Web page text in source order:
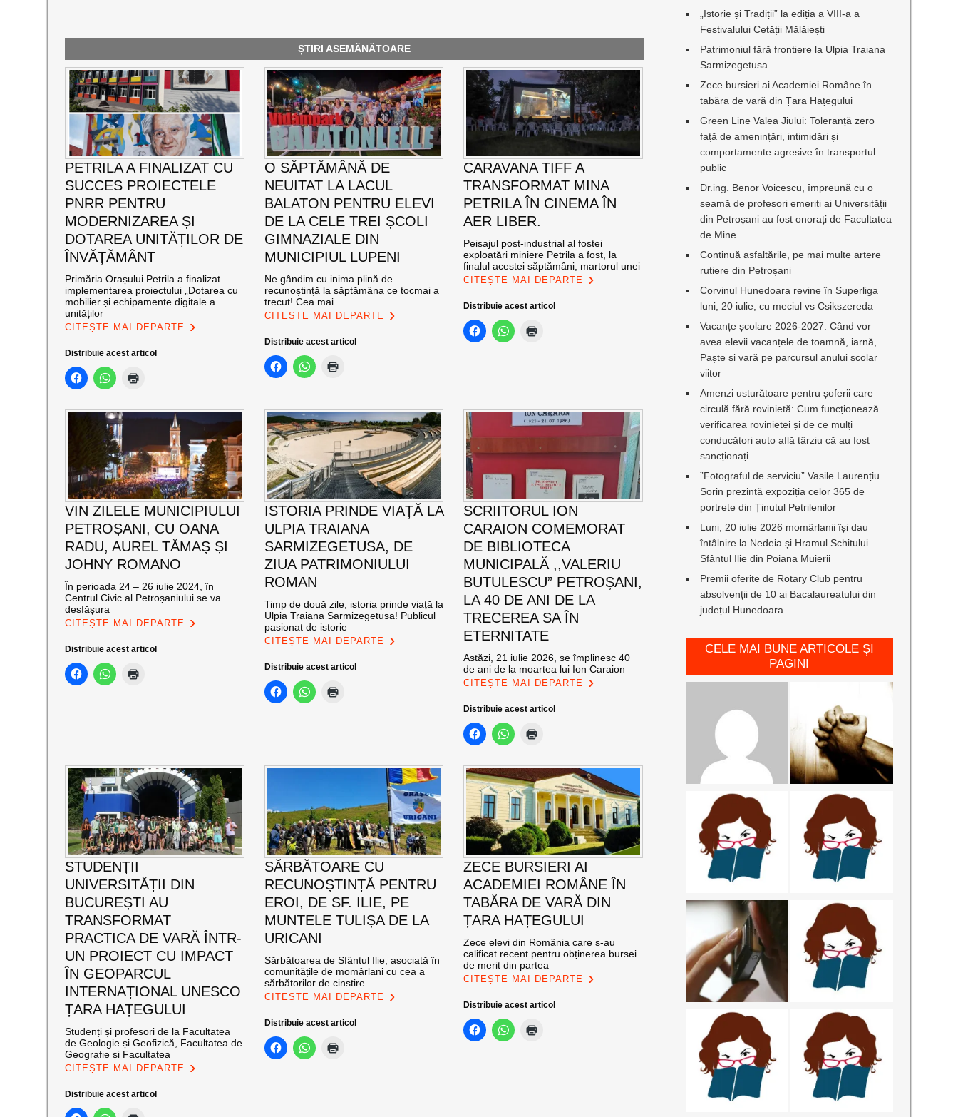
ȘTIRI ASEMĂNĂTOARE
PETRILA A FINALIZAT CU
SUCCES PROIECTELE
PNRR PENTRU
MODERNIZAREA ȘI
DOTAREA UNITĂȚILOR DE
ÎNVĂȚĂMÂNT
Primăria Orașului Petrila a finalizat
implementarea proiectului „Dotarea cu
mobilier și echipamente digitale a
unităților
CITEȘTE MAI DEPARTE
Distribuie acest articol
O SĂPTĂMÂNĂ DE
NEUITAT LA LACUL
BALATON PENTRU ELEVI
DE LA CELE TREI ȘCOLI
GIMNAZIALE DIN
MUNICIPIUL LUPENI
Ne gândim cu inima plină de
recunoștință la săptămâna ce tocmai a
trecut! Cea mai
CITEȘTE MAI DEPARTE
Distribuie acest articol
CARAVANA TIFF A
TRANSFORMAT MINA
PETRILA ÎN CINEMA ÎN
AER LIBER.
Peisajul post-industrial al fostei
exploatări miniere Petrila a fost, la
finalul acestei săptămâni, martorul unei
CITEȘTE MAI DEPARTE
Distribuie acest articol
VIN ZILELE MUNICIPIULUI
PETROȘANI, CU OANA
RADU, AUREL TĂMAȘ ȘI
JOHNY ROMANO
În perioada 24 – 26 iulie 2024, în
Centrul Civic al Petroșaniului se va
desfășura
CITEȘTE MAI DEPARTE
Distribuie acest articol
ISTORIA PRINDE VIAȚĂ LA
ULPIA TRAIANA
SARMIZEGETUSA, DE
ZIUA PATRIMONIULUI
ROMAN
Timp de două zile, istoria prinde viață la
Ulpia Traiana Sarmizegetusa! Publicul
pasionat de istorie
CITEȘTE MAI DEPARTE
Distribuie acest articol
SCRIITORUL ION
CARAION COMEMORAT
DE BIBLIOTECA
MUNICIPALĂ ,,VALERIU
BUTULESCU” PETROȘANI,
LA 40 DE ANI DE LA
TRECEREA SA ÎN
ETERNITATE
Astăzi, 21 iulie 2026, se împlinesc 40
de ani de la moartea lui Ion Caraion
CITEȘTE MAI DEPARTE
Distribuie acest articol
STUDENȚII
UNIVERSITĂȚII DIN
BUCUREȘTI AU
TRANSFORMAT
PRACTICA DE VARĂ ÎNTR-
UN PROIECT CU IMPACT
ÎN GEOPARCUL
INTERNAȚIONAL UNESCO
ȚARA HAȚEGULUI
Studenți și profesori de la Facultatea
de Geologie și Geofizică, Facultatea de
Geografie și Facultatea
CITEȘTE MAI DEPARTE
Distribuie acest articol
SĂRBĂTOARE CU
RECUNOȘTINȚĂ PENTRU
EROI, DE SF. ILIE, PE
MUNTELE TULIȘA DE LA
URICANI
Sărbătoarea de Sfântul Ilie, asociată în
comunitățile de momârlani cu cea a
sărbătorilor de cinstire
CITEȘTE MAI DEPARTE
Distribuie acest articol
ZECE BURSIERI AI
ACADEMIEI ROMÂNE ÎN
TABĂRA DE VARĂ DIN
ȚARA HAȚEGULUI
Zece elevi din România care s-au
calificat recent pentru obținerea bursei
de merit din partea
CITEȘTE MAI DEPARTE
Distribuie acest articol
„Istorie și Tradiții” la ediția a VIII-a a
Festivalului Cetății Mălăiești
Patrimoniul fără frontiere la Ulpia Traiana
Sarmizegetusa
Zece bursieri ai Academiei Române în
tabăra de vară din Țara Hațegului
Green Line Valea Jiului: Toleranță zero
față de amenințări, intimidări și
comportamente agresive în transportul
public
Dr.ing. Benor Voicescu, împreună cu o
seamă de profesori emeriți ai Universității
din Petroșani au fost onorați de Facultatea
de Mine
Continuă asfaltările, pe mai multe artere
rutiere din Petroșani
Corvinul Hunedoara revine în Superliga
luni, 20 iulie, cu meciul vs Csikszereda
Vacanțe școlare 2026-2027: Când vor
avea elevii vacanțele de toamnă, iarnă,
Paște și vară pe parcursul anului școlar
viitor
Amenzi usturătoare pentru șoferii care
circulă fără rovinietă: Cum funcționează
verificarea rovinietei și de ce mulți
conducători auto află târziu că au fost
sancționați
”Fotograful de serviciu” Vasile Laurențiu
Sorin prezintă expoziția celor 365 de
portrete din Ținutul Petrilenilor
Luni, 20 iulie 2026 momârlanii își dau
întâlnire la Nedeia și Hramul Schitului
Sfântul Ilie din Poiana Muierii
Premii oferite de Rotary Club pentru
absolvenții de 10 ai Bacalaureatului din
județul Hunedoara
CELE MAI BUNE ARTICOLE ȘI
PAGINI